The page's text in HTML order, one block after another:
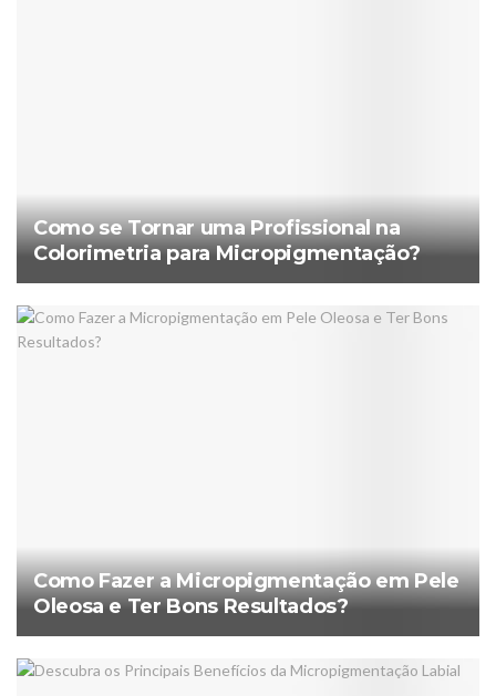
Como se Tornar uma Profissional na
Colorimetria para Micropigmentação?
Como Fazer a Micropigmentação em Pele
Oleosa e Ter Bons Resultados?